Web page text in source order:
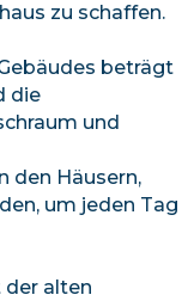
zu schaffen.
beträgt
die
und
den Häusern,
um jeden Tag
alten